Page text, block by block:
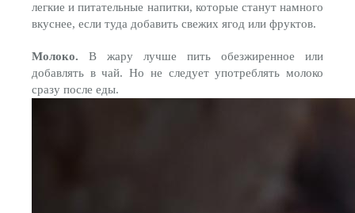
легкие и питательные напитки, которые станут намного
вкуснее, если туда добавить свежих ягод или фруктов.
Молоко. В жару лучше пить обезжиренное или
добавлять в чай. Но не следует употреблять молоко
сразу после еды.